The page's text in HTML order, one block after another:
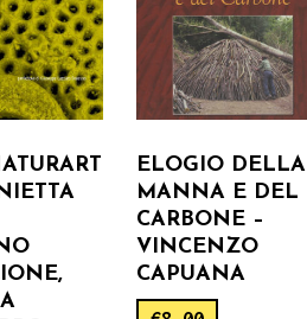
ELOGIO DELLA
MANNA E DEL
CARBONE –
VINCENZO
CAPUANA